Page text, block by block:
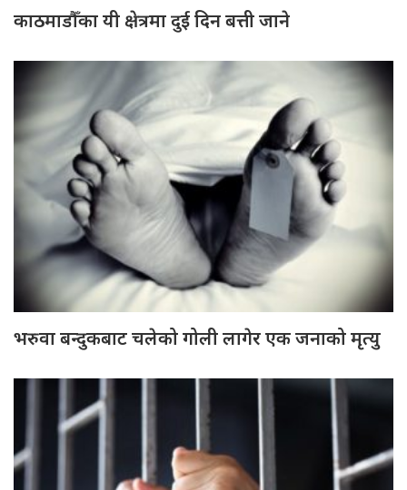
काठमाडौँका यी क्षेत्रमा दुई दिन बत्ती जाने
भरुवा बन्दुकबाट चलेको गोली लागेर एक जनाको मृत्यु